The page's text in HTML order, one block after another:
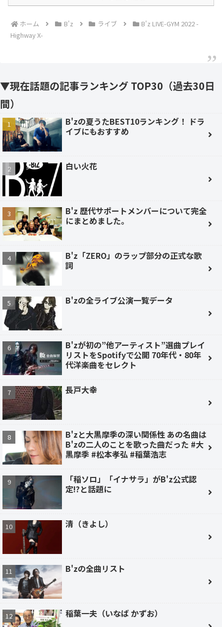
ホーム B'z ライブ
B'z LIVE-GYM 2022 -
Highway X-
▼現在話題の記事ランキング TOP30（過去30日
間）
B'zの夏うたBEST10ランキング！ ドラ
イブにもおすすめ
白い火花
B'z 歴代サポートメンバーについて完全
にまとめました。
B'z「ZERO」のラップ部分の正式な歌
詞
B'zの全ライブ公演一覧データ
B'zが初の”他アーティスト”選曲プレイ
リストをSpotifyで公開 70年代・80年
代洋楽曲をセレクト
長戸大幸
B'zと大黒摩季の深い関係性 あの名曲は
B'zの二人のことを歌った曲だった #大
黒摩季 #松本孝弘 #稲葉浩志
「稲ソロ」「イナサラ」がB'z公式認
定!?と話題に
清（きよし）
B'zの全曲リスト
稲葉一夫（いなば かずお）